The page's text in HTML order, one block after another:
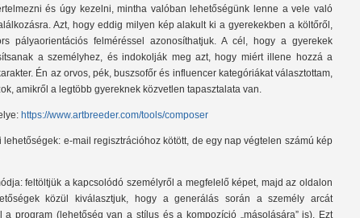
és úgy kezelni, mintha valóban lehetőségünk lenne a vele való
Azt, hogy eddig milyen kép alakult ki a gyerekekben a költőről,
pályaorientációs felméréssel azonosíthatjuk. A cél, hogy a gyerekek
a személyhez, és indokolják meg azt, hogy miért illene hozzá a
Én az orvos, pék, buszsofőr és influencer kategóriákat választottam,
amikről a legtöbb gyereknek közvetlen tapasztalata van.
https://www.artbreeder.com/tools/composer
lehetőségek: e-mail regisztrációhoz kötött, de egy nap végtelen számú kép
feltöltjük a kapcsolódó személyről a megfelelő képet, majd az oldalon
közül kiválasztjuk, hogy a generálás során a személy arcát
a program (lehetőség van a stílus és a kompozíció „másolására” is). Ezt